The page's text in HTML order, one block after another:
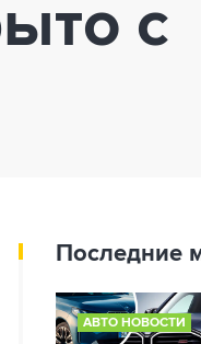
с
Последние
АВТО НОВОСТИ